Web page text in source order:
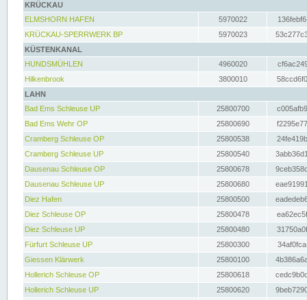
KRÜCKAU
ELMSHORN HAFEN
5970022
KRÜCKAU-SPERRWERK BP
5970023
KÜSTENKANAL
HUNDSMÜHLEN
4960020
Hilkenbrook
3800010
LAHN
Bad Ems Schleuse UP
25800700
Bad Ems Wehr OP
25800690
Cramberg Schleuse OP
25800538
Cramberg Schleuse UP
25800540
Dausenau Schleuse OP
25800678
Dausenau Schleuse UP
25800680
Diez Hafen
25800500
Diez Schleuse OP
25800478
Diez Schleuse UP
25800480
Fürfurt Schleuse UP
25800300
Giessen Klärwerk
25800100
Hollerich Schleuse OP
25800618
Hollerich Schleuse UP
25800620